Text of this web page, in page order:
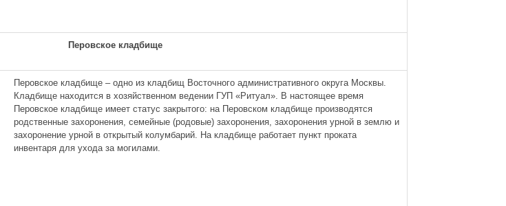
Перовское кладбище
Перовское кладбище – одно из кладбищ Восточного административного округа Москвы.
Кладбище находится в хозяйственном ведении ГУП «Ритуал». В настоящее время
Перовское кладбище имеет статус закрытого: на Перовском кладбище производятся
родственные захоронения, семейные (родовые) захоронения, захоронения урной в землю и
захоронение урной в открытый колумбарий. На кладбище работает пункт проката
инвентаря для ухода за могилами.